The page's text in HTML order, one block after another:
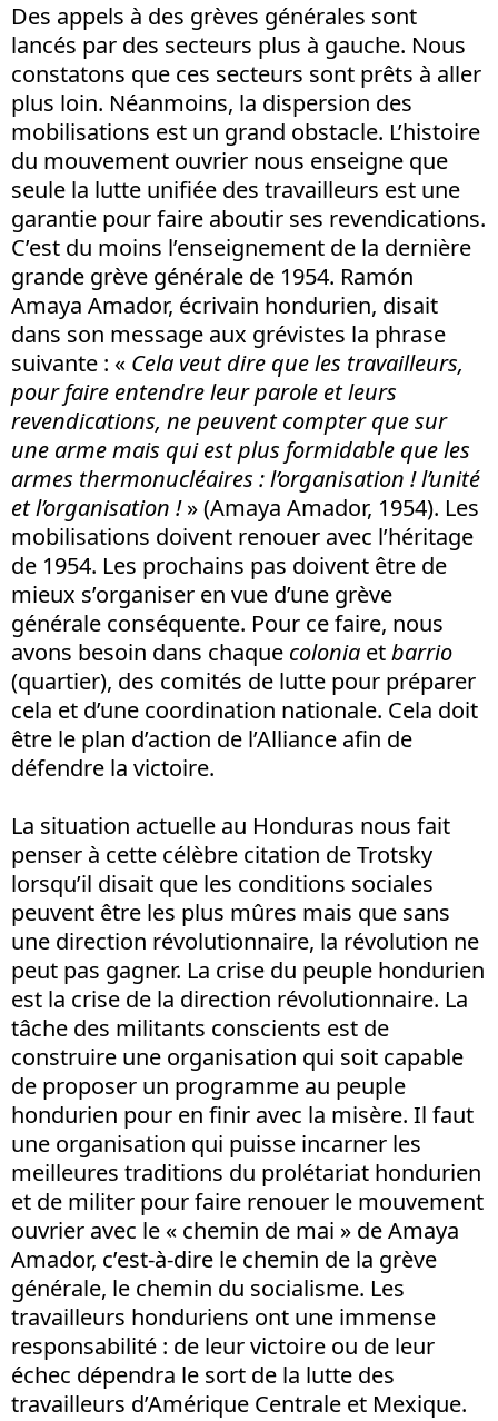
Des appels à des grèves générales sont
lancés par des secteurs plus à gauche. Nous
constatons que ces secteurs sont prêts à aller
plus loin. Néanmoins, la dispersion des
mobilisations est un grand obstacle. L’histoire
du mouvement ouvrier nous enseigne que
seule la lutte unifiée des travailleurs est une
garantie pour faire aboutir ses revendications.
C’est du moins l’enseignement de la dernière
grande grève générale de 1954. Ramón
Amaya Amador, écrivain hondurien, disait
dans son message aux grévistes la phrase
suivante : « Cela veut dire que les travailleurs,
pour faire entendre leur parole et leurs
revendications, ne peuvent compter que sur
une arme mais qui est plus formidable que les
armes thermonucléaires : l’organisation ! l’unité
et l’organisation !» (Amaya Amador, 1954). Les
mobilisations doivent renouer avec l’héritage
de 1954. Les prochains pas doivent être de
mieux s’organiser en vue d’une grève
générale conséquente. Pour ce faire, nous
avons besoin dans chaque colonia etbarrio
(quartier), des comités de lutte pour préparer
cela et d’une coordination nationale. Cela doit
être le plan d’action de l’Alliance afin de
défendre la victoire.
La situation actuelle au Honduras nous fait
penser à cette célèbre citation de Trotsky
lorsqu’il disait que les conditions sociales
peuvent être les plus mûres mais que sans
une direction révolutionnaire, la révolution ne
peut pas gagner. La crise du peuple hondurien
est la crise de la direction révolutionnaire. La
tâche des militants conscients est de
construire une organisation qui soit capable
de proposer un programme au peuple
hondurien pour en finir avec la misère. Il faut
une organisation qui puisse incarner les
meilleures traditions du prolétariat hondurien
et de militer pour faire renouer le mouvement
ouvrier avec le « chemin de mai » de Amaya
Amador, c’est-à-dire le chemin de la grève
générale, le chemin du socialisme. Les
travailleurs honduriens ont une immense
responsabilité : de leur victoire ou de leur
échec dépendra le sort de la lutte des
travailleurs d’Amérique Centrale et Mexique.